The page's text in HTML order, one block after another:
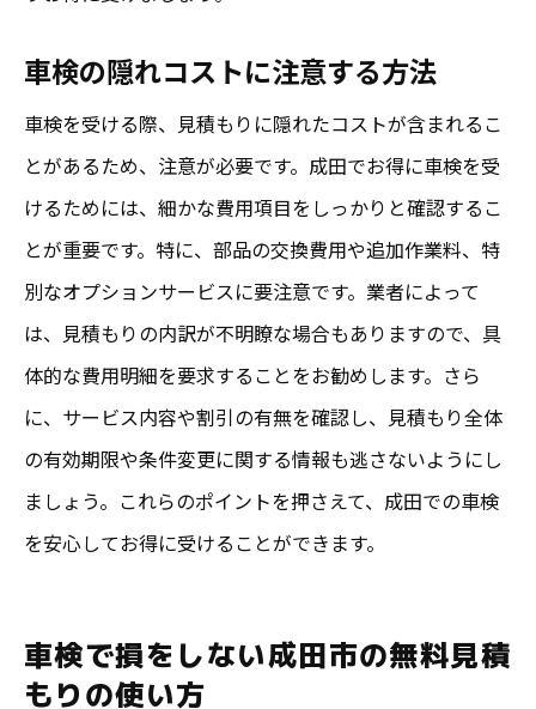
車検の隠れコストに注意する方法
車検を受ける際、見積もりに隠れたコストが含まれるこ
とがあるため、注意が必要です。成田でお得に車検を受
けるためには、細かな費用項目をしっかりと確認するこ
とが重要です。特に、部品の交換費用や追加作業料、特
別なオプションサービスに要注意です。業者によって
は、見積もりの内訳が不明瞭な場合もありますので、具
体的な費用明細を要求することをお勧めします。さら
に、サービス内容や割引の有無を確認し、見積もり全体
の有効期限や条件変更に関する情報も逃さないようにし
ましょう。これらのポイントを押さえて、成田での車検
を安心してお得に受けることができます。
車検で損をしない成田市の無料見積
もりの使い方